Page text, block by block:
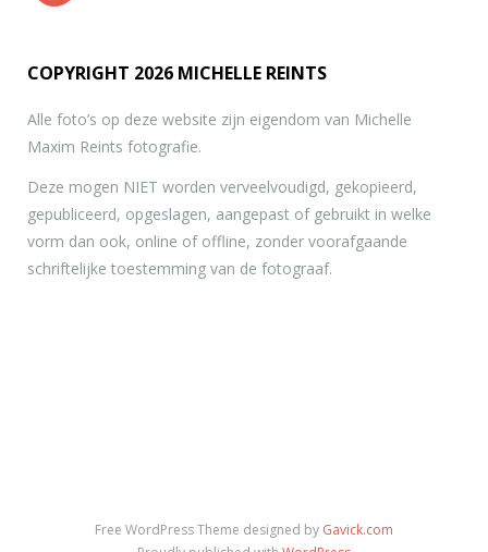
COPYRIGHT 2026 MICHELLE REINTS
Alle foto’s op deze website zijn eigendom van Michelle
Maxim Reints fotografie.
Deze mogen NIET worden verveelvoudigd, gekopieerd,
gepubliceerd, opgeslagen, aangepast of gebruikt in welke
vorm dan ook, online of offline, zonder voorafgaande
schriftelijke toestemming van de fotograaf.
Free WordPress Theme designed by Gavick.com